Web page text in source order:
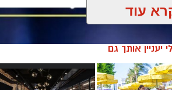
עוד
יעניין אותך גם